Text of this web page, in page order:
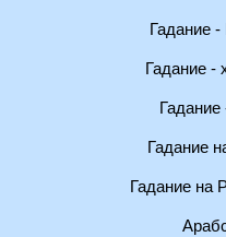
Гадание
Гадание -
Гадание
Гадание на